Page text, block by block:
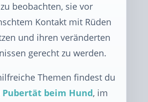
beobachten, sie vor
Kontakt mit Rüden
und ihren veränderten
gerecht zu werden.
Themen findest du
Pubertät beim Hund, im